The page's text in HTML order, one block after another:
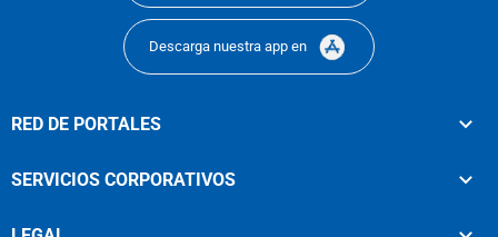
Descarga nuestra app en
RED DE PORTALES
SERVICIOS CORPORATIVOS